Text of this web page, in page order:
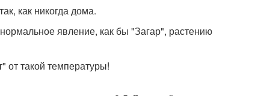
как никогда дома.
явление, как бы "Загар", растению
от такой температуры!